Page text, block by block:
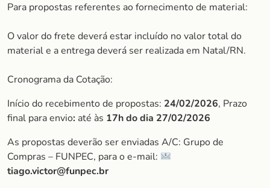
Para propostas referentes ao fornecimento de material:
O valor do frete deverá estar incluído no valor total do
material e a entrega deverá ser realizada em Natal/RN.
Cronograma da Cotação:
Início do recebimento de propostas: 24/02/2026, Prazo
final para envio: até às 17h do dia 27/02/2026
As propostas deverão ser enviadas A/C: Grupo de
Compras – FUNPEC, para o e-mail:
tiago.victor@funpec.br